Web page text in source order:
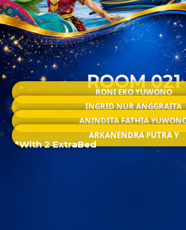
ROOM 021
RONI EKO YUWONO
INGRID NUR ANGGRAITA
ANINDITA FATHIA
ARKANENDRA PUTRA Y
*With 2 ExtraBed